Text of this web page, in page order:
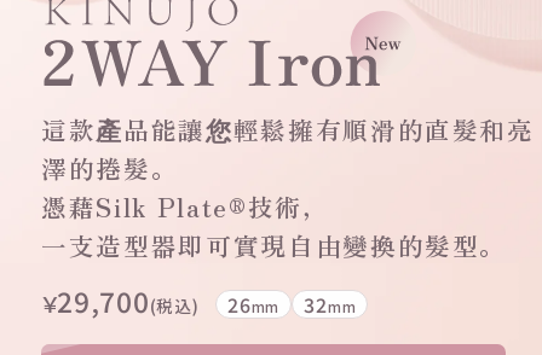
這款產品能讓您輕鬆擁有順滑的直髮和亮
澤的捲髮。
憑藉Silk Plate®技術，
一支造型器即可實現自由變換的髮型。
￥29,700(税込) 26mm 32mm